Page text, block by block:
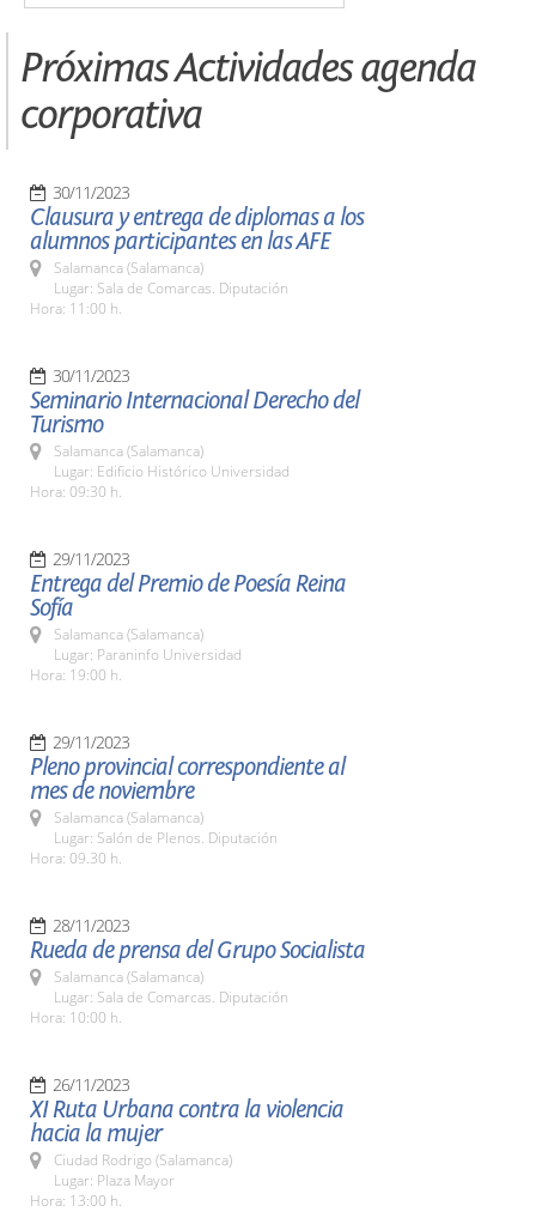
Próximas Actividades agenda
corporativa
30/11/2023
Clausura y entrega de diplomas a los
alumnos participantes en las AFE
Salamanca (Salamanca)
Lugar: Sala de Comarcas. Diputación
Hora: 11:00 h.
30/11/2023
Seminario Internacional Derecho del
Turismo
Salamanca (Salamanca)
Lugar: Edificio Histórico Universidad
Hora: 09:30 h.
29/11/2023
Entrega del Premio de Poesía Reina
Sofía
Salamanca (Salamanca)
Lugar: Paraninfo Universidad
Hora: 19:00 h.
29/11/2023
Pleno provincial correspondiente al
mes de noviembre
Salamanca (Salamanca)
Lugar: Salón de Plenos. Diputación
Hora: 09.30 h.
28/11/2023
Rueda de prensa del Grupo Socialista
Salamanca (Salamanca)
Lugar: Sala de Comarcas. Diputación
Hora: 10:00 h.
26/11/2023
XI Ruta Urbana contra la violencia
hacia la mujer
Ciudad Rodrigo (Salamanca)
Lugar: Plaza Mayor
Hora: 13:00 h.